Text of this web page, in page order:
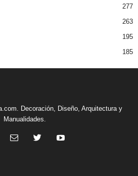
277
263
195
185
Decoración, Diseño, Arquitectura y
Manualidades.